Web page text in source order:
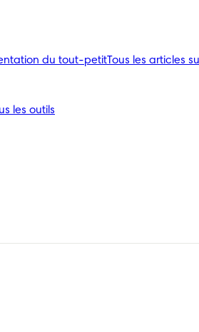
du tout-petitTous les articles
les outils